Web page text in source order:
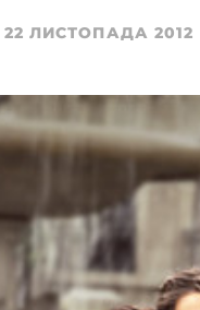
22 ЛИСТОПАДА 2012